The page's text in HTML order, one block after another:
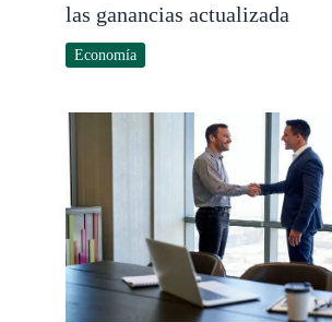
las ganancias actualizada
Economía